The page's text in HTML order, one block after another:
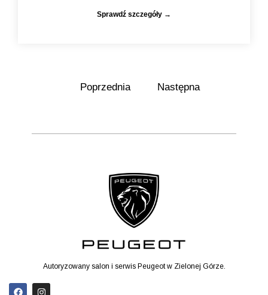
Sprawdź szczegóły →
Poprzednia Następna
Autoryzowany salon i serwis Peugeot w Zielonej Górze.